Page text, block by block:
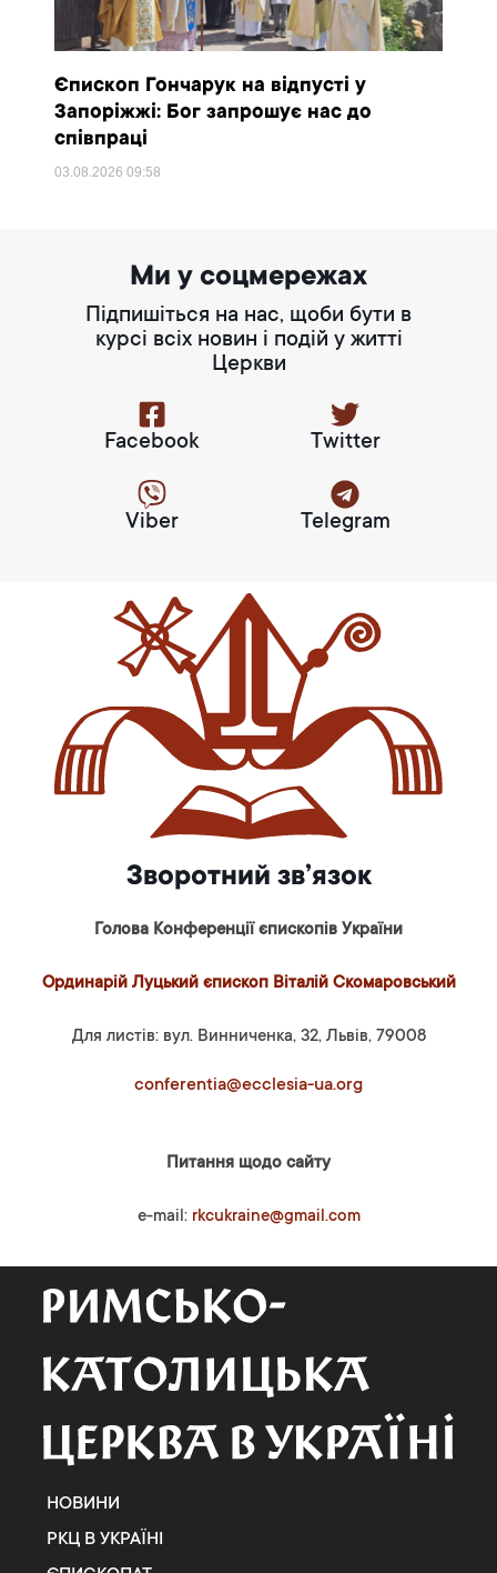
Єпископ Гончарук на відпусті у
Запоріжжі: Бог запрошує нас до
співпраці
03.08.202609:58
Ми у соцмережах
Підпишіться на нас, щоби бути в
курсі всіх новин і подій у житті
Церкви
Facebook Twitter
Viber Telegram
Зворотний зв’язок
Голова Конференції єпископів України
Ординарій Луцький єпископ Віталій Скомаровський
Для листів: вул. Винниченка, 32, Львів, 79008
conferentia@ecclesia-ua.org
Питання щодо сайту
e-mail: rkcukraine@gmail.com
НОВИНИ
РКЦ В УКРАЇНІ